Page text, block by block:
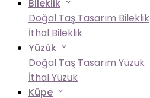
Bileklik
Doğal Taş Tasarım Bileklik
İthal Bileklik
Yüzük
Doğal Taş Tasarım Yüzük
İthal Yüzük
Küpe